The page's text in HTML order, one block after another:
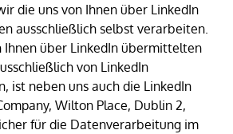
die uns von Ihnen über LinkedIn
ausschließlich selbst verarbeiten.
Ihnen über LinkedIn übermittelten
von LinkedIn
ist neben uns auch die LinkedIn
Wilton Place, Dublin 2,
für die Datenverarbeitung im